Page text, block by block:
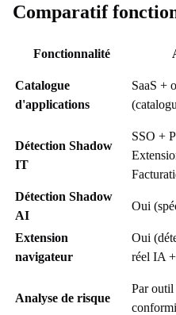
Comparatif
Fonctionnalité
Catalogue
d'applications
SaaS +
Détection Shadow
IT
SSO +
Détection Shadow
AI
Oui
Extension
navigateur
Oui
réel IA
Analyse de risque
Par outil